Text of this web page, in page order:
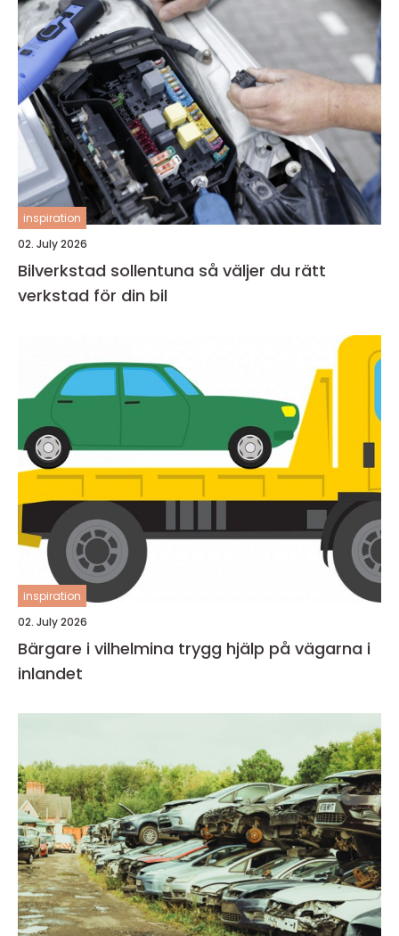
inspiration
02. July 2026
Bilverkstad sollentuna så väljer du rätt
verkstad för din bil
inspiration
02. July 2026
Bärgare i vilhelmina trygg hjälp på vägarna i
inlandet